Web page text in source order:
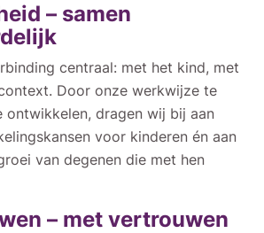
– samen
centraal: met het kind, met
Door onze werkwijze te
ontwikkelen, dragen wij bij aan
voor kinderen én aan
van degenen die met hen
– met vertrouwen